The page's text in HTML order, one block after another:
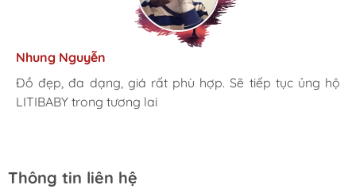
Tâm Vũ
Mình rất ưng khi đến LITIBABY. Ở đây có rất nhiều mặt
hàng phong phú, tha hồ lựa chọn. Nhân viên chuyên
Nhung Nguyễn
Đồ đẹp, đa dạng, giá rất phù hợp. Sẽ tiếp tục ủng hộ
LITIBABY trong tương lai
Ngọc Anh
Lần đầu mua hàng và trở thành khách hàng thân thiết
luôn. Tuyệt vời LITIBABY ơi
Nhà mình đã mua cho 3 con từ khi các bé mới 1 tuổi đến
giờ là 5 năm rồi, Sản phẩm tốt, giá hợp lý
Thu Thủy
LiTibaby đồ đẹp và nhiều mẫu mã, đặc biệt có nhiều
size đại, bé nhà mình hơn 50kg mua ở ngoài rất khó
Thông tin liên hệ